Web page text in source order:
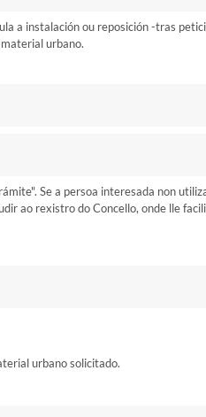
a instalación ou reposición -tras
urbano.
Se a persoa interesada non
ao rexistro do Concello, onde lle
urbano solicitado.